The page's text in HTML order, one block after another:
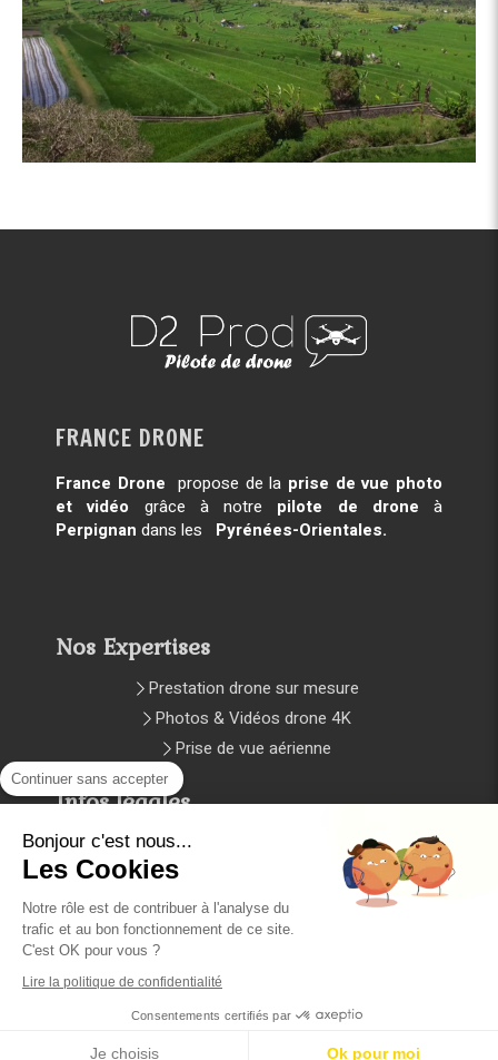
FRANCE DRONE
France Drone propose de la prise de vue photo
et vidéo grâce à notre pilote de drone à
Perpignan dans les Pyrénées-Orientales.
Nos Expertises
Prestation drone sur mesure
Photos & Vidéos drone 4K
Prise de vue aérienne
Infos légales
Mentions légales et CGV
Copyright © 2024 Création et
référencement par l'Agence D2 prod
Création et référencement du site par
Continuer sans accepter
Bonjour c'est nous...
Les Cookies
Notre rôle est de contribuer à l'analyse du
trafic et au bon fonctionnement de ce site.
C'est OK pour vous ?
Lire la politique de confidentialité
Consentements certifiés par
Je choisis Ok pour moi